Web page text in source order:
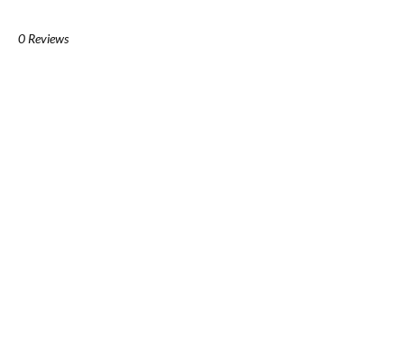
0 Reviews